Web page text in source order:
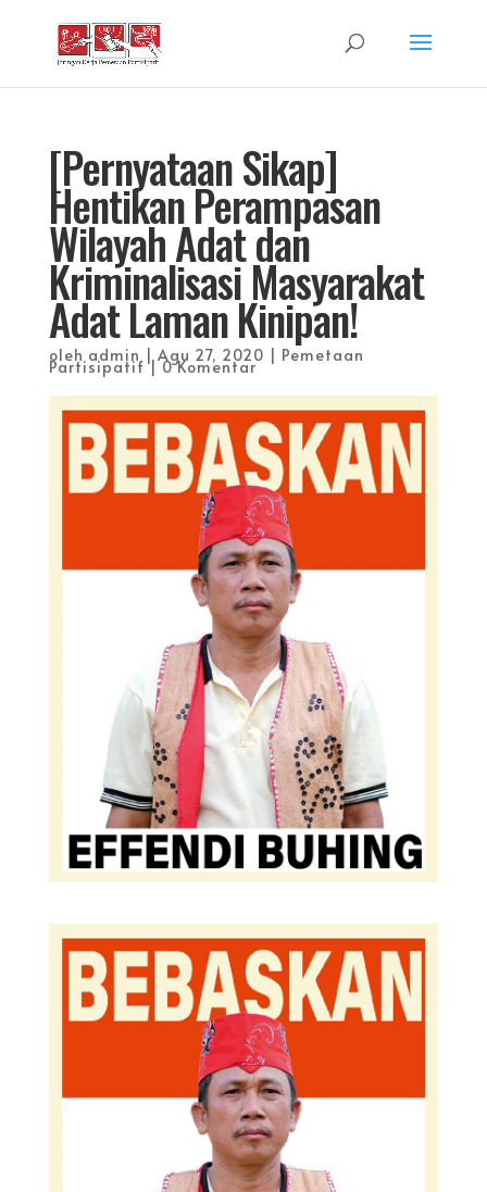
[Pernyataan Sikap]
Hentikan Perampasan
Wilayah Adat dan
Kriminalisasi Masyarakat
Adat Laman Kinipan!
oleh admin |Agu 27, 2020 | Pemetaan
Partisipatif |0 Komentar